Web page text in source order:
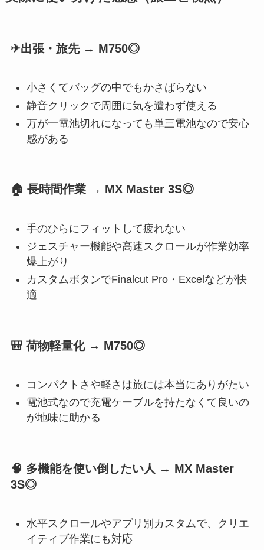
✈出張・旅先 → M750◎
小さくてバッグの中でもかさばらない
静音クリックで周囲に気を遣わず使える
万が一電池切れになっても単三電池なので安心
感がある
🏠 長時間作業 → MX Master 3S◎
手のひらにフィットして疲れない
ジェスチャー機能や高速スクロールが作業効率
爆上がり
カスタムボタンでFinalcut Pro・Excelなどが快
適
🎒 荷物軽量化 → M750◎
コンパクトさや軽さは旅には本当にありがたい
電池式なので充電ケーブルを持たなくて良いの
が地味に助かる
🧠 多機能を使い倒したい人 → MX Master
3S◎
水平スクロールやアプリ別カスタムで、クリエ
イティブ作業にも対応